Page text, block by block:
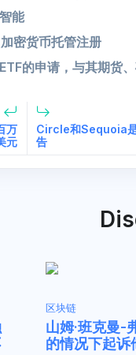
能
密货币托管注册
的申请，与其期货
万
元
Circle和Sequoia是
告
区块链
山姆·班克曼-
的情况下起诉